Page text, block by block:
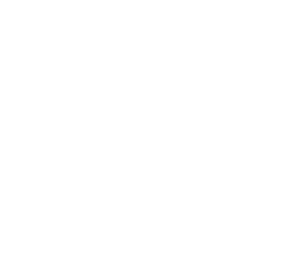
La tecnología se va
Reflejo de ello es el nuevo
ha recibido un microscopio
euros en su conjunto.
malagueño se convierta
especializadas de las que
el subdirector médico del